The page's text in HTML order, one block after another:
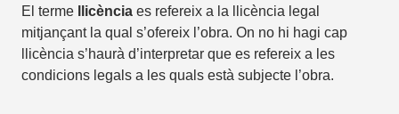
El terme llicència es refereix a la llicència legal
mitjançant la qual s’ofereix l’obra. On no hi hagi cap
llicència s’haurà d’interpretar que es refereix a les
condicions legals a les quals està subjecte l’obra.